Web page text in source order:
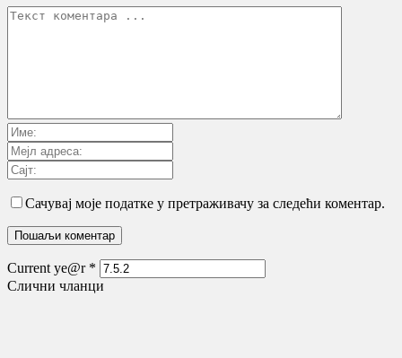
Сачувај моје податке у претраживачу за следећи коментар.
Current ye@r *
Слични чланци